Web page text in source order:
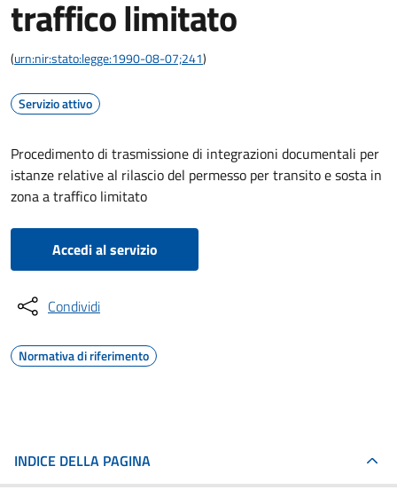
traffico limitato
(urn:nir:stato:legge:1990-08-07;241)
Servizio attivo
Procedimento di trasmissione di integrazioni documentali per
istanze relative al rilascio del permesso per transito e sosta in
zona a traffico limitato
Accedi al servizio
Condividi
Normativa di riferimento
INDICE DELLA PAGINA